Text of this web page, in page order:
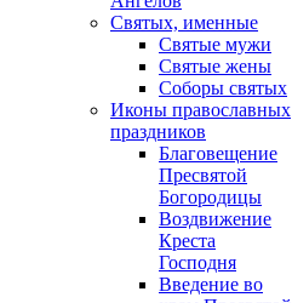
Святых, именные
Святые мужи
Святые жены
Соборы святых
Иконы православных
праздников
Благовещение
Пресвятой
Богородицы
Воздвижение
Креста
Господня
Введение во